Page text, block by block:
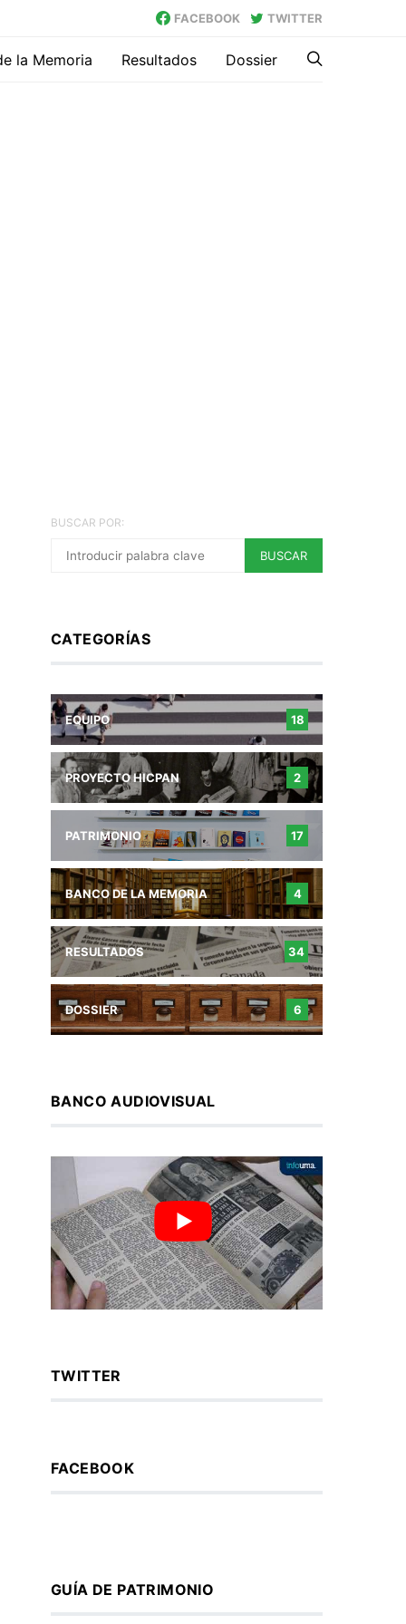
FACEBOOK TWITTER
la Memoria Resultados Dossier
BUSCAR POR:
BUSCAR
CATEGORÍAS
EQUIPO 18
PROYECTO HICPAN 2
PATRIMONIO 17
BANCO DE LA MEMORIA 4
RESULTADOS 34
DOSSIER 6
BANCO AUDIOVISUAL
TWITTER
FACEBOOK
GUÍA DE PATRIMONIO